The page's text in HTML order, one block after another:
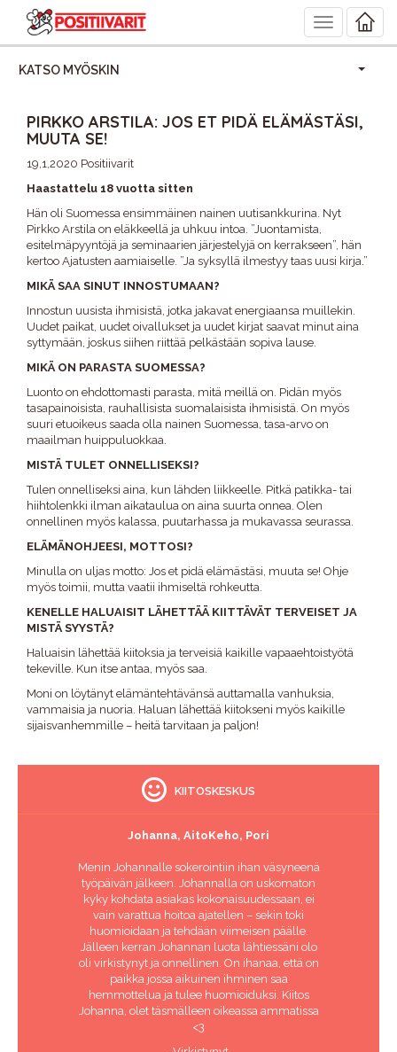
Toggle
navigation
KATSO MYÖSKIN
PIRKKO ARSTILA: JOS ET PIDÄ ELÄMÄSTÄSI,
MUUTA SE!
19,1,2020 Positiivarit
Haastattelu 18 vuotta sitten
Hän oli Suomessa ensimmäinen nainen uutisankkurina. Nyt
Pirkko Arstila on eläkkeellä ja uhkuu intoa. ”Juontamista,
esitelmäpyyntöjä ja seminaarien järjestelyjä on kerrakseen”, hän
kertoo Ajatusten aamiaiselle. ”Ja syksyllä ilmestyy taas uusi kirja.”
MIKÄ SAA SINUT INNOSTUMAAN?
Innostun uusista ihmisistä, jotka jakavat energiaansa muillekin.
Uudet paikat, uudet oivallukset ja uudet kirjat saavat minut aina
syttymään, joskus siihen riittää pelkästään sopiva lause.
MIKÄ ON PARASTA SUOMESSA?
Luonto on ehdottomasti parasta, mitä meillä on. Pidän myös
tasapainoisista, rauhallisista suomalaisista ihmisistä. On myös
suuri etuoikeus saada olla nainen Suomessa, tasa-arvo on
maailman huippuluokkaa.
MISTÄ TULET ONNELLISEKSI?
Tulen onnelliseksi aina, kun lähden liikkeelle. Pitkä patikka- tai
hiihtolenkki ilman aikataulua on aina suurta onnea. Olen
onnellinen myös kalassa, puutarhassa ja mukavassa seurassa.
ELÄMÄNOHJEESI, MOTTOSI?
Minulla on uljas motto: Jos et pidä elämästäsi, muuta se! Ohje
myös toimii, mutta vaatii ihmiseltä rohkeutta.
KENELLE HALUAISIT LÄHETTÄÄ KIITTÄVÄT TERVEISET JA
MISTÄ SYYSTÄ?
Haluaisin lähettää kiitoksia ja terveisiä kaikille vapaaehtoistyötä
tekeville. Kun itse antaa, myös saa.
Moni on löytänyt elämäntehtävänsä auttamalla vanhuksia,
vammaisia ja nuoria. Haluan lähettää kiitokseni myös kaikille
sijaisvanhemmille – heitä tarvitaan ja paljon!
KIITOSKESKUS
Johanna, AitoKeho, Pori
Menin Johannalle sokerointiin ihan väsyneenä
työpäivän jälkeen. Johannalla on uskomaton
kyky kohdata asiakas kokonaisuudessaan, ei
vain varattua hoitoa ajatellen – sekin toki
huomioidaan ja tehdään viimeisen päälle.
Jälleen kerran Johannan luota lähtiessäni olo
oli virkistynyt ja onnellinen. On ihanaa, että on
paikka jossa aikuinen ihminen saa
hemmottelua ja tulee huomioiduksi. Kiitos
Johanna, olet täsmälleen oikeassa ammatissa
<3